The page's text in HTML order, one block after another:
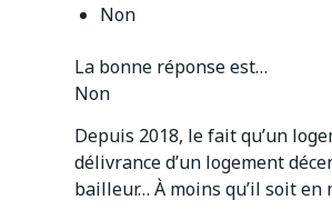
Non
La bonne réponse est…
Non
Depuis 2018, le fait qu’un
délivrance d’un logement
bailleur… À moins qu’il soit